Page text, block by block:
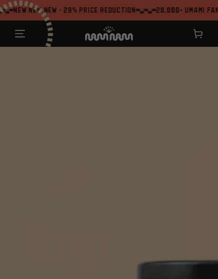
ZUM INHALT
SPRINGEN
NEW NEW - 29% Price reduction 20,000+ Umami Fans
Warenkorb
`
ZU DEN